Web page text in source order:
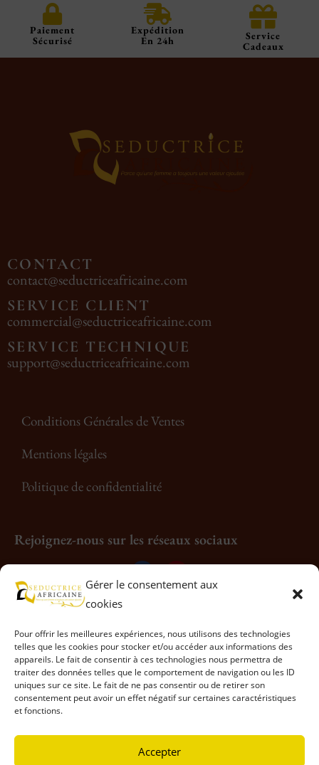
Gérer le consentement aux
cookies
Pour offrir les meilleures expériences, nous utilisons des technologies
telles que les cookies pour stocker et/ou accéder aux informations des
appareils. Le fait de consentir à ces technologies nous permettra de
traiter des données telles que le comportement de navigation ou les ID
uniques sur ce site. Le fait de ne pas consentir ou de retirer son
consentement peut avoir un effet négatif sur certaines caractéristiques
et fonctions.
Accepter
Paiement
Sécurisé
Expédition
En 24h
Service
Cadeaux
CONTACT
contact@seductriceafricaine.com
SERVICE CLIENT
commercial@seductriceafricaine.com
SERVICE TECHNIQUE
support@seductriceafricaine.com
Conditions Générales de Ventes
Mentions légales
Politique de confidentialité
Rejoignez-nous sur les réseaux sociaux